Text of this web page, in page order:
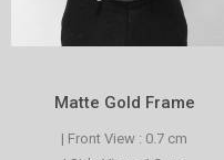
Matte Gold Frame
| Front View : 0.7 cm